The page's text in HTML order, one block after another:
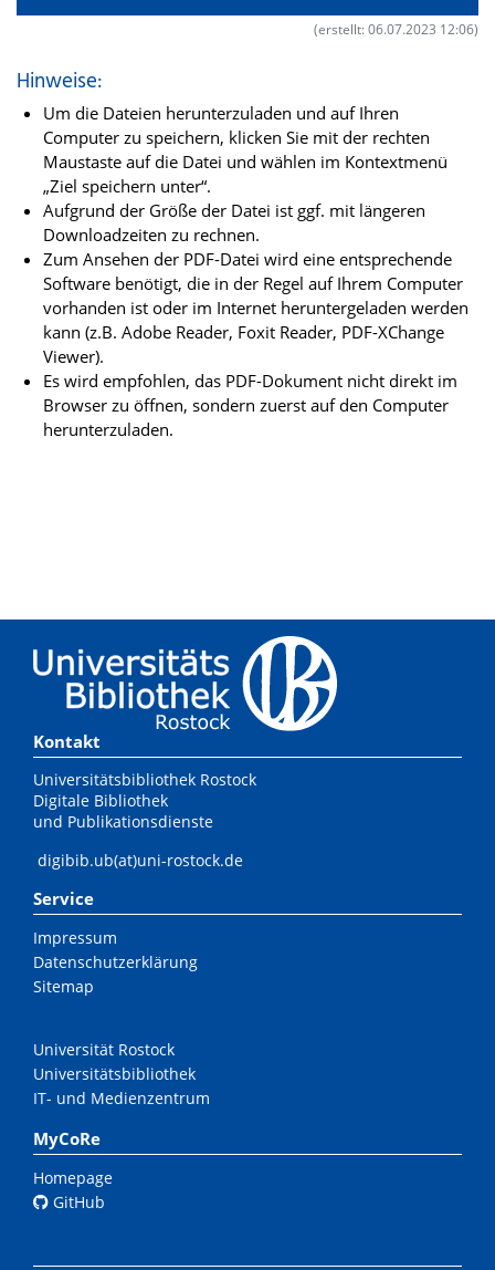
(erstellt: 06.07.2023 12:06)
Hinweise:
Um die Dateien herunterzuladen und auf Ihren
Computer zu speichern, klicken Sie mit der rechten
Maustaste auf die Datei und wählen im Kontextmenü
„Ziel speichern unter“.
Aufgrund der Größe der Datei ist ggf. mit längeren
Downloadzeiten zu rechnen.
Zum Ansehen der PDF-Datei wird eine entsprechende
Software benötigt, die in der Regel auf Ihrem Computer
vorhanden ist oder im Internet heruntergeladen werden
kann (z.B. Adobe Reader, Foxit Reader, PDF-XChange
Viewer).
Es wird empfohlen, das PDF-Dokument nicht direkt im
Browser zu öffnen, sondern zuerst auf den Computer
herunterzuladen.
Kontakt
Universitätsbibliothek Rostock
Digitale Bibliothek
und Publikationsdienste
digibib.ub(at)uni-rostock.de
Service
Impressum
Datenschutzerklärung
Sitemap
Universität Rostock
Universitätsbibliothek
IT- und Medienzentrum
MyCoRe
Homepage
GitHub